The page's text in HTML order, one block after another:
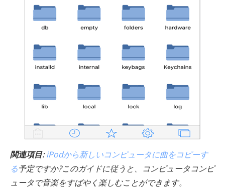
関連項目:iPodから新しいコンピュータに曲をコピーす
る予定ですか?このガイドに従うと、コンピュータコンピ
ュータで音楽をすばやく楽しむことができます。